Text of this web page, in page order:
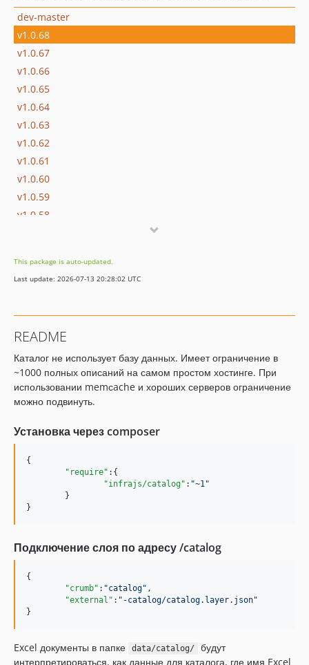
dev-master
v1.0.68
v1.0.67
v1.0.66
v1.0.65
v1.0.64
v1.0.63
v1.0.62
v1.0.61
v1.0.60
v1.0.59
v1.0.58
v1.0.55
v1.0.54
v1.0.51
v1.0.50
v1.0.49
v1.0.48
v1.0.46
v1.0.44
v1.0.42
1.0.39
1.0.38
1.0.36
1.0.34
This package is auto-updated.
Last update: 2026-07-13 20:28:02 UTC
README
Каталог не использует базу данных. Имеет ограничение в
~1000 полных описаний на самом простом хостинге. При
использовании memсache и хороших серверов ограничение
можно подвинуть.
Установка через composer
{
"require" :{
"infrajs/catalog" : "~1"
}
Подключение слоя по адресу /catalog
{
"crumb" : "catalog" ,
"external" : " -catalog/catalog.layer.json"
}
Excel документы в папке data/catalog/
будут
интерпретироваться, как данные для каталога, где имя Excel